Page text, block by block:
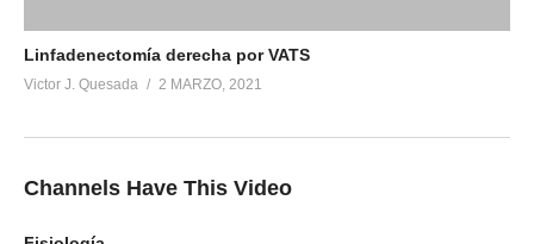
Linfadenectomía derecha por VATS
Victor J. Quesada 2 MARZO, 2021
Channels Have This Video